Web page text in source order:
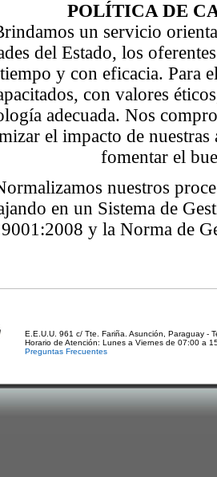
POLÍTICA DE
un servicio
del Estado, los
tiempo y con eficacia. Para
con valores
adecuada. Nos
el impacto de
fomentar el
nuestros
en un Sistema de
9001:2008 y la Norma de
E.E.U.U. 961 c/ Tte. Fariña. Asunción, Paraguay -
Horario de Atención: Lunes a Viernes de 07:00 a
Preguntas Frecuentes